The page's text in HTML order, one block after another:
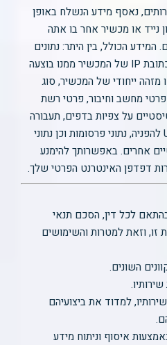
נאסף מידע הנשלח באופן
נייד או מכשיר אחר בו אתה
הכולל, בין היתר: נתונים
על הדפים אליהם אתה ניגש, כתובת IP של המכשיר ממנו בוצעה
מזהה ייחודי של המכשיר, סוג
פרטי מחשב וחיבור, פרטי רשת
על צפיות בדפים, תעבורה
אל האתרים ומהם, כתובת URL להפניה, נתוני פרסומות וכן נתוני
אחרים. באפשרותך להימנע
דפדפן האינטרנט הפרטי שלך.
לכל דין, הסכם תנאי
זו, וזאת למטרות והשימושים
השונים.
למדוד את ביצועיהם
איסוף וניתוח מידע